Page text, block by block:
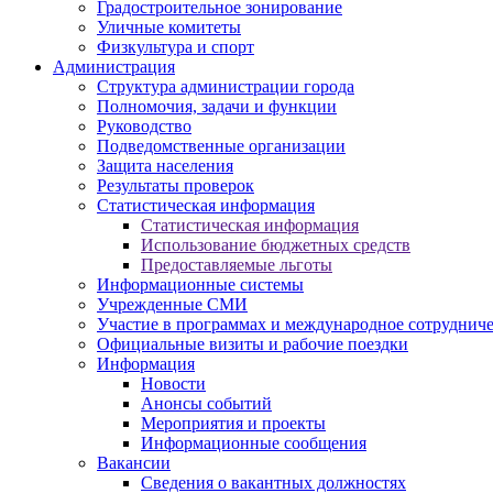
Градостроительное зонирование
Уличные комитеты
Физкультура и спорт
Администрация
Структура администрации города
Полномочия, задачи и функции
Руководство
Подведомственные организации
Защита населения
Результаты проверок
Статистическая информация
Статистическая информация
Использование бюджетных средств
Предоставляемые льготы
Информационные системы
Учрежденные СМИ
Участие в программах и международное
Официальные визиты и рабочие поездки
Информация
Новости
Анонсы событий
Мероприятия и проекты
Информационные сообщения
Вакансии
Сведения о вакантных должностях